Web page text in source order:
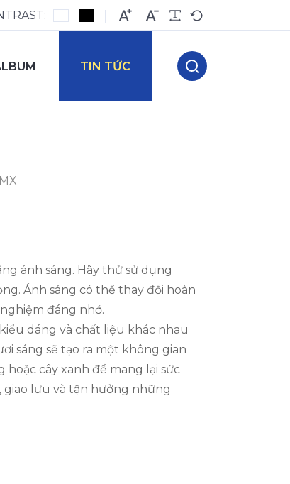
TIN TỨC
ánh sáng. Hãy thử sử dụng
Ánh sáng có thể thay đổi hoàn
đáng nhớ.
dáng và chất liệu khác nhau
sáng sẽ tạo ra một không gian
cây xanh để mang lại sức
giao lưu và tận hưởng những